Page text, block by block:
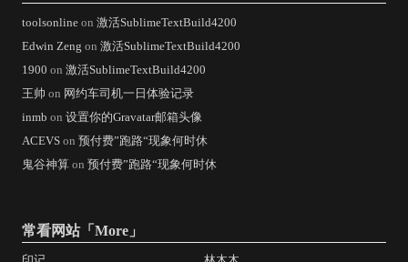
toolsonline on 激活SublimeTextBuild4200
Edwin Zeng on 激活SublimeTextBuild4200
1900 on 激活SublimeTextBuild4200
王帅 on 网约车司机一日体验记录
inmb on 设置你的Gravatar邮箱头像
ACEVS on 预付费”跑路“现象何时休
鬼谷神算 on 预付费”跑路“现象何时休
常看网站「 More 」